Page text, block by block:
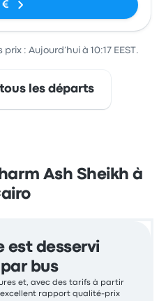
€
: Aujourd’hui à 10:17 EEST.
les départs
Ash Sheikh à
est desservi
bus
et, avec des tarifs à partir
excellent rapport qualité-prix